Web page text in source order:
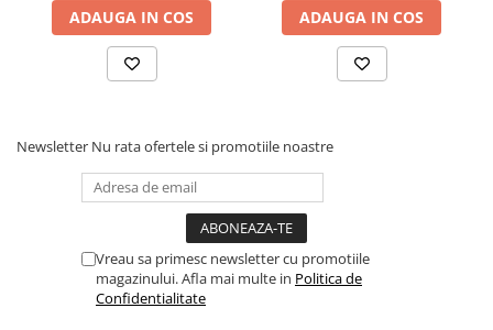
Placi captura
Adaptoare PCI / PCIe
Tastaturi
Kit mouse si tastatura
Web-cam-uri si sisteme
Alte periferice
Accesorii PC
ADAUGA IN COS ADAUGA IN COS
Newsletter Nu rata ofertele si promotiile noastre
Vreau sa primesc newsletter cu promotiile
magazinului. Afla mai multe in Politica de
Confidentialitate